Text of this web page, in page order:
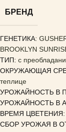
БРЕНД
ГЕНЕТИКА:
BROOKLYN
ТИП: с
ОКРУЖАЮЩАЯ
теплице
УРОЖАЙНОСТЬ В
УРОЖАЙНОСТЬ В
ВРЕМЯ ЦВЕТЕНИЯ:
СБОР УРОЖАЯ В